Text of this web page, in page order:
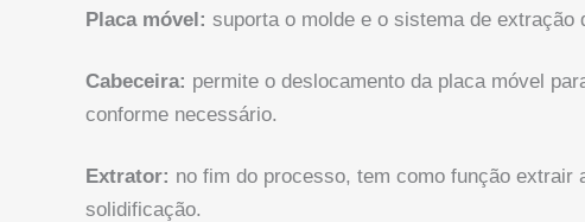
Placa móvel: suporta o molde e o sistema de extração
Cabeceira: permite o deslocamento da placa móvel
conforme necessário.
Extrator: no fim do processo, tem como função extrair
solidificação.